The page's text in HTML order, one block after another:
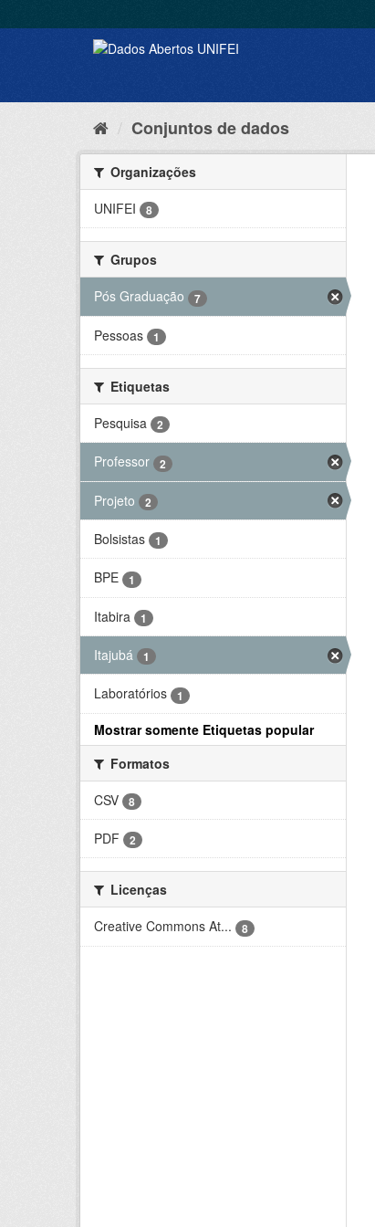
Conjuntos de dados
Organizações
UNIFEI
8
Grupos
Pós Graduação
7
Pessoas 1
Etiquetas
Pesquisa
2
Professor 2
Projeto 2
Bolsistas 1
BPE 1
Itabira 1
Itajubá 1
Laboratórios 1
Mostrar somente Etiquetas popular
Formatos
CSV
8
PDF 2
Licenças
Creative Commons At...
8